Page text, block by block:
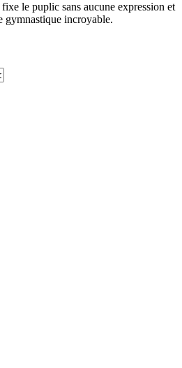
le puplic sans aucune expression et
gymnastique incroyable.